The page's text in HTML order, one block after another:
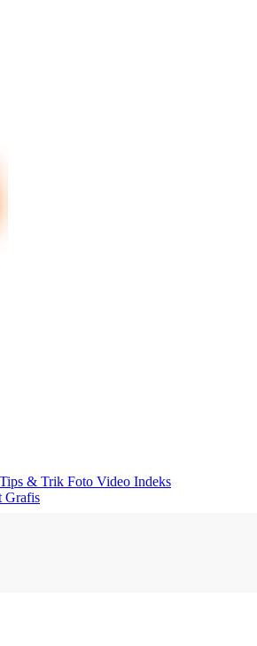
Tips & Trik Foto Video Indeks
Grafis